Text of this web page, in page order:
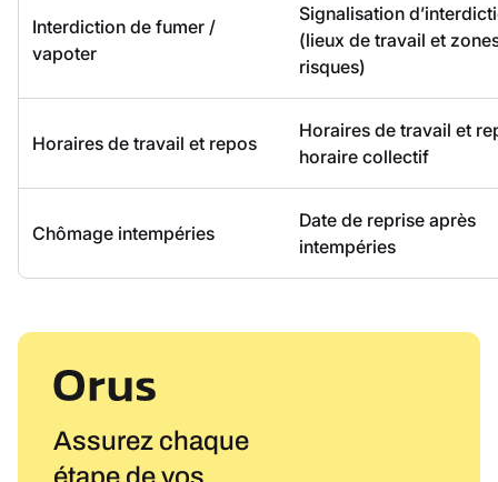
Interdiction de fumer /
vapoter
Signalisation
(lieux de travail et
risques)
Horaires de travail et repos
Horaires de travail et
horaire collectif
Chômage intempéries
Date de reprise après
intempéries
Assurez chaque
étape de vos